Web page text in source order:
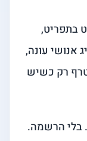
בתפריט,
אנושי עונה,
רק כשיש